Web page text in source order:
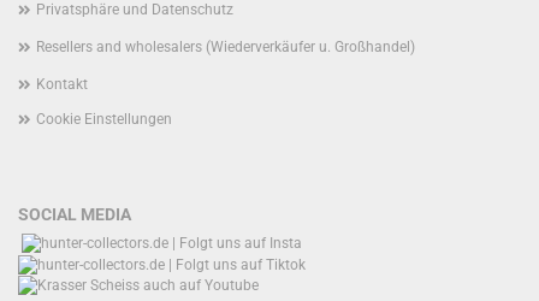
Privatsphäre und Datenschutz
Resellers and wholesalers (Wiederverkäufer u. Großhandel)
Kontakt
Cookie Einstellungen
SOCIAL MEDIA